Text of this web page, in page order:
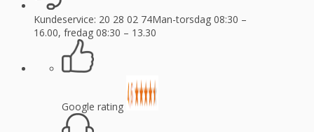
Kundeservice: 20 28 02 74Man-torsdag 08:30 –
16.00, fredag 08:30 – 13.30
Google rating